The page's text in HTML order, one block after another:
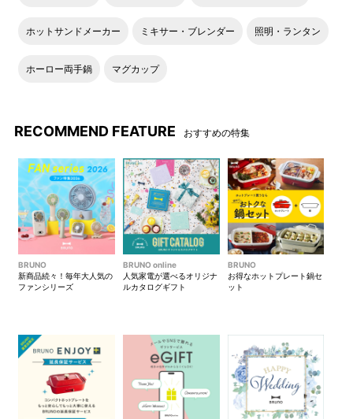
フォックス
ホットサンドメーカー ミキサー・ブレンダー 照明・ランタン
ホーロー両手鍋 マグカップ
RECOMMEND FEATURE おすすめの特集
BRUNO
新商品続々！毎年大人気の
ファンシリーズ
BRUNO online
人気家電が選べるオリジナ
ルカタログギフト
BRUNO
お得なホットプレート鍋セ
ット